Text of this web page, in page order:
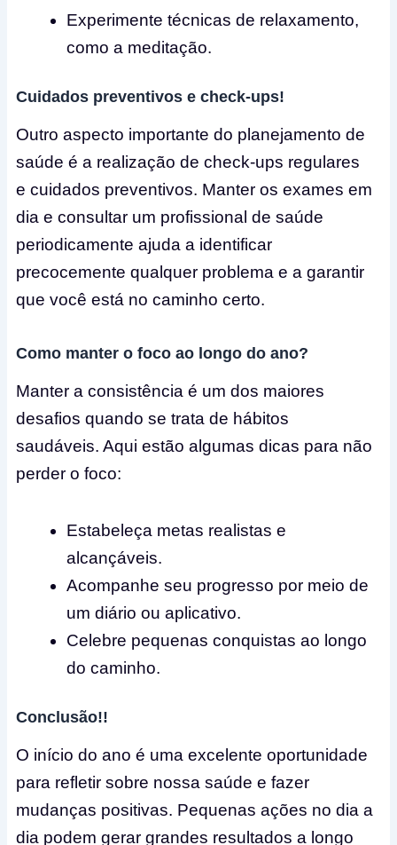
Experimente técnicas de relaxamento,
como a meditação.
Cuidados preventivos e check-ups!
Outro aspecto importante do planejamento de
saúde é a realização de check-ups regulares
e cuidados preventivos. Manter os exames em
dia e consultar um profissional de saúde
periodicamente ajuda a identificar
precocemente qualquer problema e a garantir
que você está no caminho certo.
Como manter o foco ao longo do ano?
Manter a consistência é um dos maiores
desafios quando se trata de hábitos
saudáveis. Aqui estão algumas dicas para não
perder o foco:
Estabeleça metas realistas e
alcançáveis.
Acompanhe seu progresso por meio de
um diário ou aplicativo.
Celebre pequenas conquistas ao longo
do caminho.
Conclusão!!
O início do ano é uma excelente oportunidade
para refletir sobre nossa saúde e fazer
mudanças positivas. Pequenas ações no dia a
dia podem gerar grandes resultados a longo